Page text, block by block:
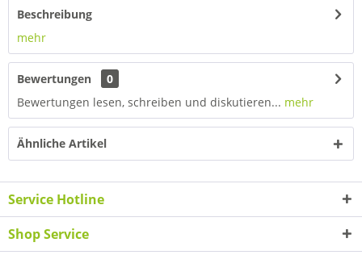
Beschreibung
mehr
Bewertungen
0
Bewertungen lesen, schreiben und diskutieren... mehr
Ähnliche Artikel
Service Hotline
Shop Service